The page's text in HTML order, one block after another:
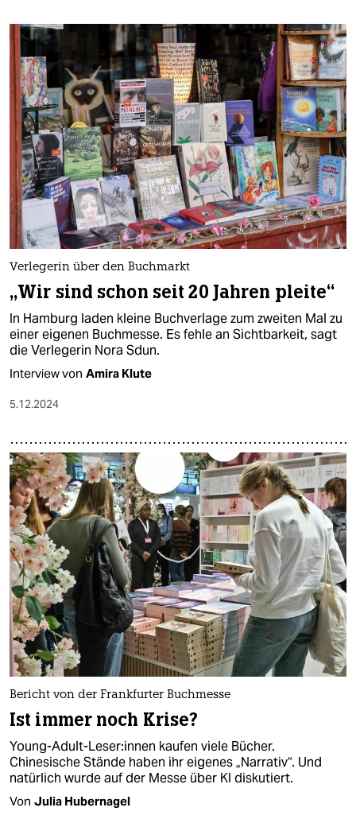
Verlegerin über den Buchmarkt
„Wir sind schon seit 20 Jahren pleite“
In Hamburg laden kleine Buchverlage zum zweiten Mal zu
einer eigenen Buchmesse. Es fehle an Sichtbarkeit, sagt
die Verlegerin Nora Sdun.
Interview von Amira Klute
5.12.2024
Bericht von der Frankfurter Buchmesse
Ist immer noch Krise?
Young-Adult-Leser:innen kaufen viele Bücher.
Chinesische Stände haben ihr eigenes „Narrativ“. Und
natürlich wurde auf der Messe über KI diskutiert.
Von Julia Hubernagel